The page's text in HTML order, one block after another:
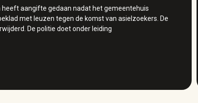
heeft aangifte gedaan nadat het gemeentehuis
met leuzen tegen de komst van asielzoekers. De
De politie doet onder leiding